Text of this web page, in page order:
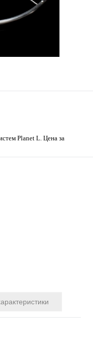
Planet L. Цена за